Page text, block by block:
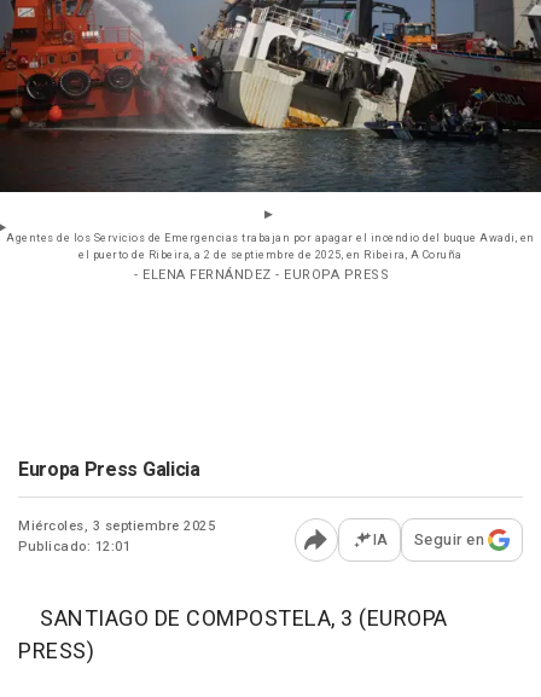
Agentes de los Servicios de Emergencias trabajan por apagar el incendio del buque Awadi, en
el puerto de Ribeira, a 2 de septiembre de 2025, en Ribeira, A Coruña
- ELENA FERNÁNDEZ - EUROPA PRESS
Europa Press Galicia
Miércoles, 3 septiembre 2025
Publicado: 12:01
Abrir opciones para
IA Seguir en
SANTIAGO DE COMPOSTELA, 3 (EUROPA
PRESS)